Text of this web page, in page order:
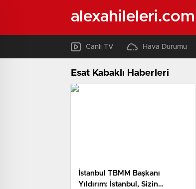
alexahileleri.com
Canlı TV Hava Durumu
Esat Kabaklı Haberleri
İstanbul TBMM Başkanı
Yıldırım: İstanbul, Sizin